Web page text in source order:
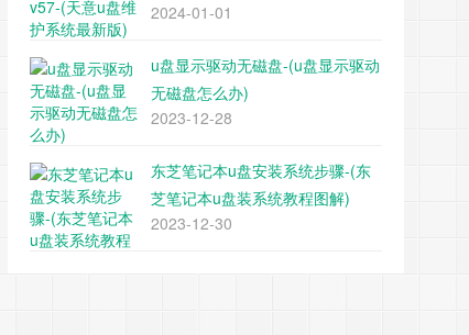
2024-01-01
u盘显示驱动无磁盘-(u盘显示驱动
无磁盘怎么办)
2023-12-28
东芝笔记本u盘安装系统步骤-(东
芝笔记本u盘装系统教程图解)
2023-12-30